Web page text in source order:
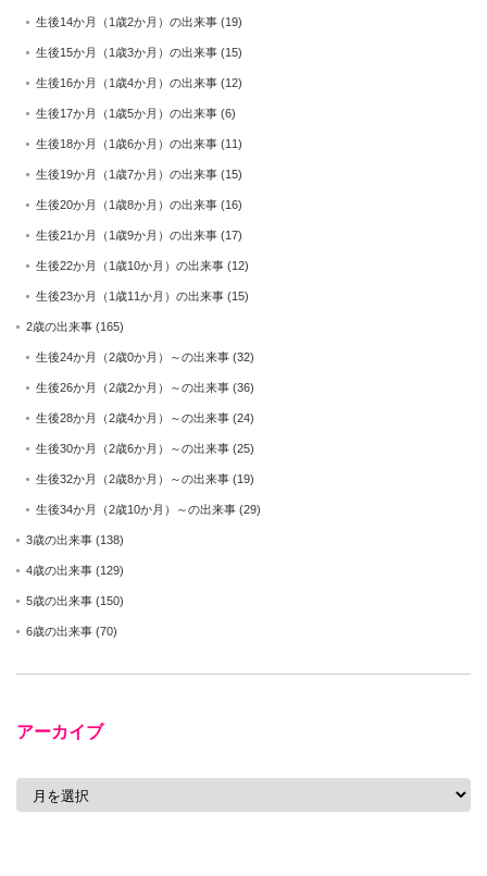
生後14か月（1歳2か月）の出来事 (19)
生後15か月（1歳3か月）の出来事 (15)
生後16か月（1歳4か月）の出来事 (12)
生後17か月（1歳5か月）の出来事 (6)
生後18か月（1歳6か月）の出来事 (11)
生後19か月（1歳7か月）の出来事 (15)
生後20か月（1歳8か月）の出来事 (16)
生後21か月（1歳9か月）の出来事 (17)
生後22か月（1歳10か月）の出来事 (12)
生後23か月（1歳11か月）の出来事 (15)
2歳の出来事 (165)
生後24か月（2歳0か月）～の出来事 (32)
生後26か月（2歳2か月）～の出来事 (36)
生後28か月（2歳4か月）～の出来事 (24)
生後30か月（2歳6か月）～の出来事 (25)
生後32か月（2歳8か月）～の出来事 (19)
生後34か月（2歳10か月）～の出来事 (29)
3歳の出来事 (138)
4歳の出来事 (129)
5歳の出来事 (150)
6歳の出来事 (70)
アーカイブ
ア